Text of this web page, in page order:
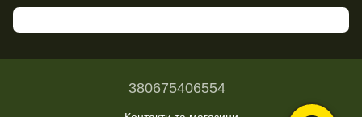
380675406554